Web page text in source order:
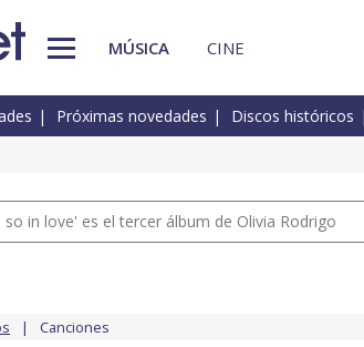
MÚSICA CINE
Próximas novedades Discos históricos
in love' es el tercer álbum de Olivia Rodrigo
Canciones